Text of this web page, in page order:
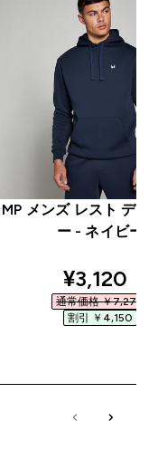
MP メンズ レスト デー
ー - ネイビー
¥3,120‎
通常価格 ￥7,270‎
割引 ￥4,150‎